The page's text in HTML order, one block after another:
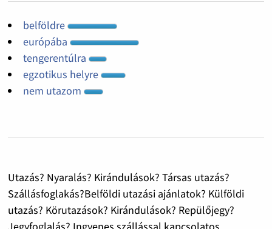
belföldre
európába
tengerentúlra
egzotikus helyre
nem utazom
Utazás? Nyaralás? Kirándulások? Társas utazás?
Szállásfoglakás?Belföldi utazási ajánlatok? Külföldi
utazás? Körutazások? Kirándulások? Repülőjegy?